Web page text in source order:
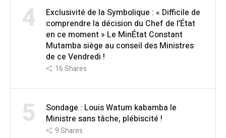
4
Exclusivité de la Symbolique : « Difficile de
comprendre la décision du Chef de l’État
en ce moment » Le MinÉtat Constant
Mutamba siège au conseil des Ministres
de ce Vendredi !
16Shares
5
Sondage : Louis Watum kabamba le
Ministre sans tâche, plébiscité !
9Shares